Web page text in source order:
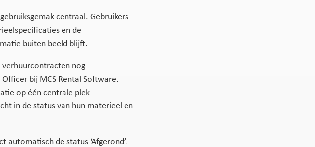
centraal. Gebruikers
en de
buiten beeld blijft.
verhuurcontracten nog
bij MCS Rental Software.
op één centrale plek
in de status van hun materieel en
de status ‘Afgerond’.